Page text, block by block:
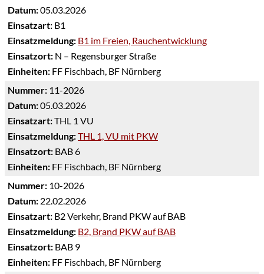
Datum:05.03.2026
Einsatzart: B1
Einsatzmeldung: B1 im Freien, Rauchentwicklung
Einsatzort: N – Regensburger Straße
Einheiten: FF Fischbach, BF Nürnberg
Nummer: 11-2026
Datum:05.03.2026
Einsatzart:THL 1 VU
Einsatzmeldung:THL 1, VU mit PKW
Einsatzort: BAB 6
Einheiten: FF Fischbach, BF Nürnberg
Nummer: 10-2026
Datum: 22.02.2026
Einsatzart: B2 Verkehr, Brand PKW auf BAB
Einsatzmeldung: B2, Brand PKW auf BAB
Einsatzort: BAB 9
Einheiten: FF Fischbach, BF Nürnberg